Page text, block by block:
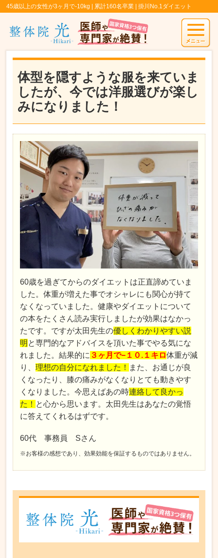
45歳以上の女性が3ヶ月で-10kg | 累計160名卒業 | 掛川No.1ダイエット
体型を隠すような服を来ていま
したが、今では洋服選びが楽し
みになりました！
60歳を過ぎてからのダイエットは正直諦めていま
した。体重が増えた事でオシャレにも関心が持て
なくなっていました。健康やダイエットについて
の本をたくさん読み実行しましたが効果はなかっ
たです。ですが太田先生の優しくわかりやすい説
明 と専門的なアドバイスを頂いた事でやる気にな
れました。結果的に ３ヶ月で−１０.１キロ体重が減
り、理想の自分になれました！ また、お通じが良
くなったり、膝の痛みがなくなりとても動きやす
くなりました。今思えばあの時連絡して良かっ
た！ と心から思います。太田先生はあなたの覚悟
に答えてくれるはずです。
60代 事務員 Sさん
※お客様の感想であり、効果効能を保証するものではありません。